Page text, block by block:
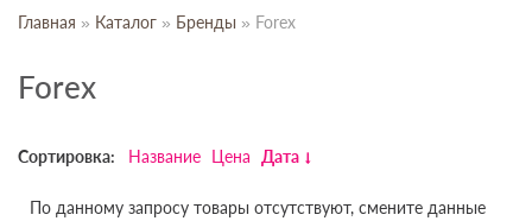
Главная » Каталог » Бренды » Forex
Forex
Сортировка: Название Цена Дата
По данному запросу товары отсутствуют, смените данные